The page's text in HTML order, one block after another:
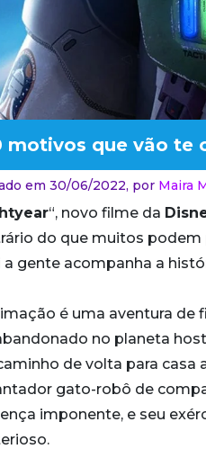
motivos que vão te
em 30/06/2022, por Maira
“, novo filme da
do que muitos podem
a gente acompanha a
é uma aventura de
no planeta
de volta para casa
gato-robô de
imponente, e seu